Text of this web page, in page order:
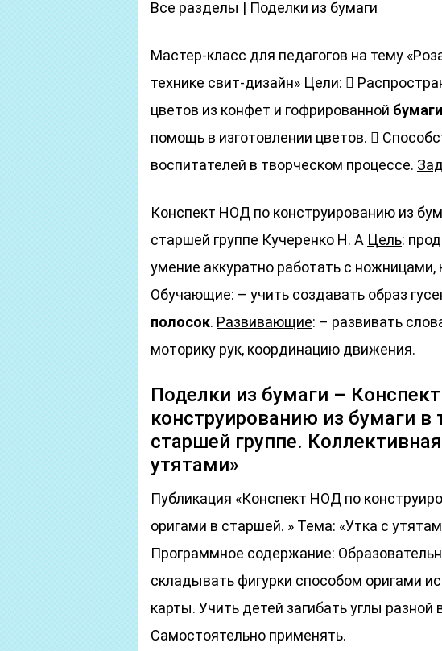
Все разделы | Поделки из бумаги
Мастер-класс для педагогов на тему
технике свит-дизайн» Цели: 
цветов из конфет и гофрированной бумаги
помощь в изготовлении цветов. 
воспитателей в творческом процессе.
Конспект НОД по конструированию из
старшей группе Кучеренко Н. А Цель:
умение аккуратно работать с ножницами,
Обучающие: – учить создавать образ
полосок. Развивающие: – развивать
моторику рук, координацию движения.
Поделки из бумаги –
конструированию из бумаги в
старшей группе.
утятами»
Публикация «Конспект НОД по
оригами в старшей. » Тема: «Утка с
Программное содержание:
складывать фигурки способом оригами
карты. Учить детей загибать углы
Самостоятельно применять.